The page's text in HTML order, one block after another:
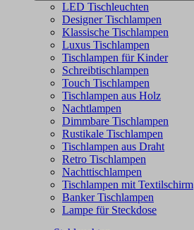
LED Tischleuchten
Designer Tischlampen
Klassische Tischlampen
Luxus Tischlampen
Tischlampen für Kinder
Schreibtischlampen
Touch Tischlampen
Tischlampen aus Holz
Nachtlampen
Dimmbare Tischlampen
Rustikale Tischlampen
Tischlampen aus Draht
Retro Tischlampen
Nachttischlampen
Tischlampen mit Textilschirm
Banker Tischlampen
Lampe für Steckdose